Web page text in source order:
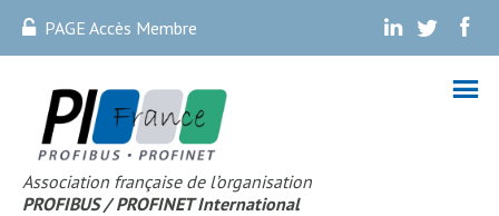
PAGE Accès Membre . . .
Association française de l’organisation
PROFIBUS / PROFINET International